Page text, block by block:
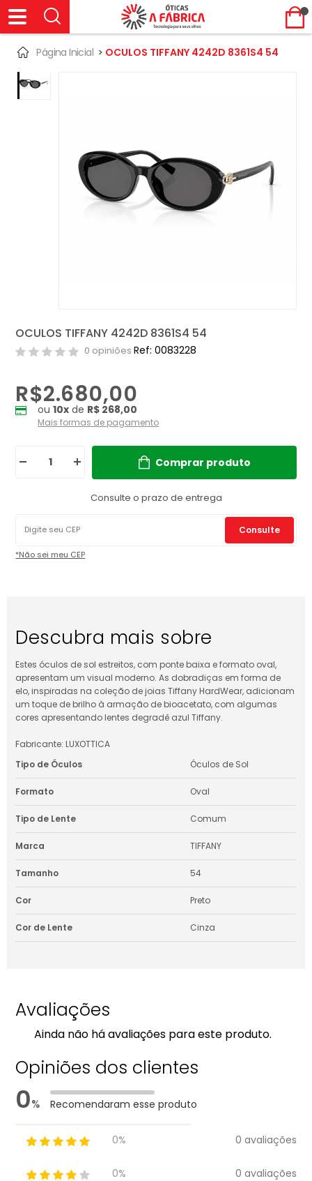
Página Inicial > OCULOS TIFFANY 4242D 8361S4 54
OCULOS TIFFANY 4242D 8361S4 54
0 opiniões Ref: 0083228
R$2.680,00
ou10x de R$ 268,00
Mais formas de pagamento
Comprar produto
Consulte o prazo de entrega
Consulte
*Não sei meu CEP
Descubra mais sobre
Estes óculos de sol estreitos, com ponte baixa e formato oval,
apresentam um visual moderno. As dobradiças em forma de
elo, inspiradas na coleção de joias Tiffany HardWear, adicionam
um toque de brilho à armação de bioacetato, com algumas
cores apresentando lentes degradê azul Tiffany.
Fabricante: LUXOTTICA
Tipo de Óculos
Óculos de Sol
Formato Oval
Tipo de Lente Comum
Marca TIFFANY
Tamanho 54
Cor Preto
Cor de Lente Cinza
Avaliações
Ainda não há avaliações para este produto.
Opiniões dos clientes
0% Recomendaram esse produto
0% 0 avaliações
0% 0 avaliações